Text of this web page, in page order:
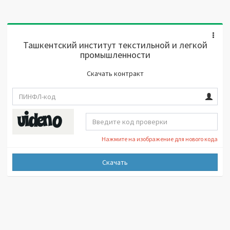
Ташкентский институт текстильной и легкой
промышленности
Скачать контракт
Нажмите на изображение для нового кода
Скачать